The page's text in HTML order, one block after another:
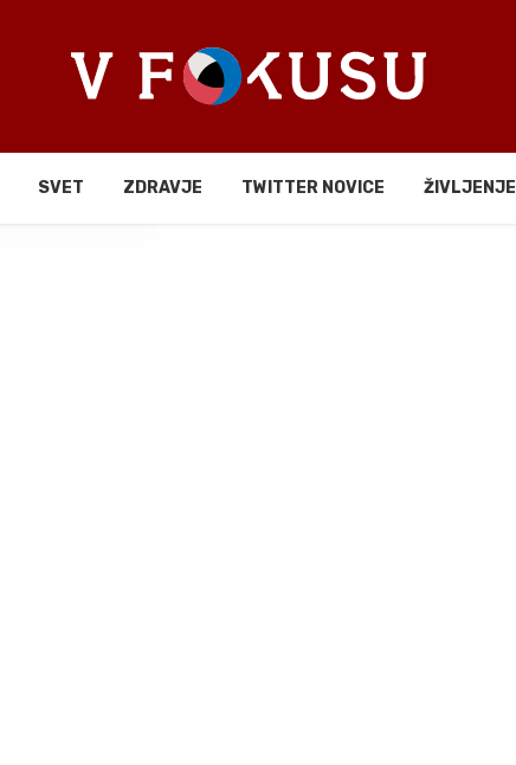
SVET ZDRAVJE TWITTER NOVICE ŽIVLJENJE